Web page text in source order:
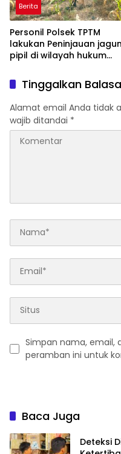
Berita
Personil Polsek TPTM
lakukan Peninjauan
pipil di wilayah hukum
Tinggalkan
Alamat email Anda tidak
wajib ditandai *
Simpan nama, email,
peramban ini untuk
Baca Juga
Deteksi